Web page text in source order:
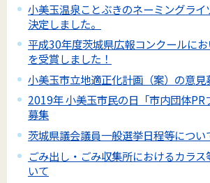
小美玉温泉ことぶきのネーミングラ
決定しました。
平成30年度茨城県広報コンクールに
を受賞しました！
小美玉市立地適正化計画（案）の意
2019年 小美玉市民の日「市内団体PR
募集
茨城県議会議員一般選挙日程等につい
ごみ出し・ごみ収集所におけるカラ
いて